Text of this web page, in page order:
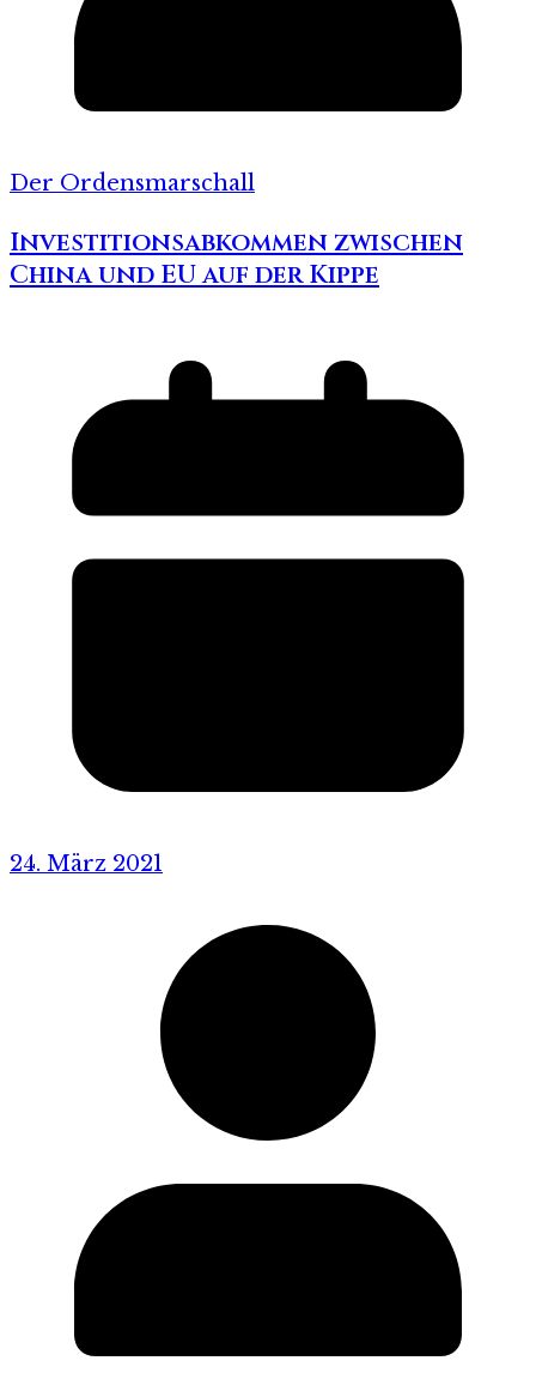
Der Ordensmarschall
Investitionsabkommen zwischen
China und EU auf der Kippe
24. März 2021